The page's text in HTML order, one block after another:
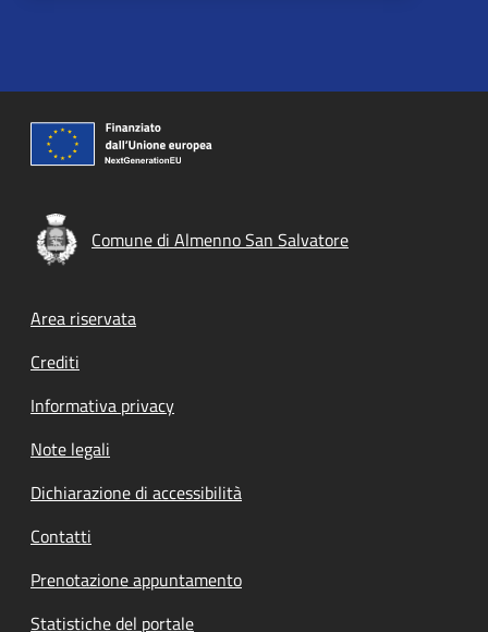
Comune di Almenno San Salvatore
Footer menu
Area riservata
Crediti
Informativa privacy
Note legali
Dichiarazione di accessibilità
Contatti
Prenotazione appuntamento
Statistiche del portale